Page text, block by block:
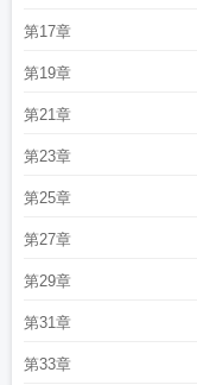
第17章
第19章
第21章
第23章
第25章
第27章
第29章
第31章
第33章